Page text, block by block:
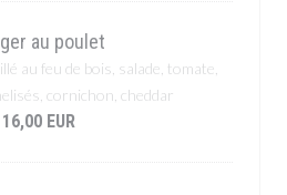
au poulet
au feu de bois, salade, tomate,
cornichon, cheddar
16,00 EUR